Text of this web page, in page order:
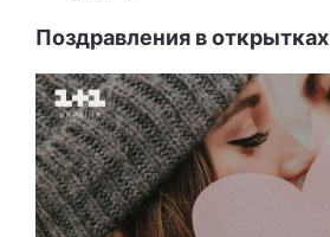
Поздравления в открытках